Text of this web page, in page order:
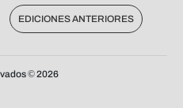
EDICIONES ANTERIORES
©2026